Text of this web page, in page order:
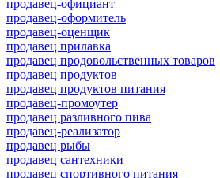
продавец-официант
продавец-оформитель
продавец-оценщик
продавец прилавка
продавец продовольственных товаров
продавец продуктов
продавец продуктов питания
продавец-промоутер
продавец разливного пива
продавец-реализатор
продавец рыбы
продавец сантехники
продавец спортивного питания